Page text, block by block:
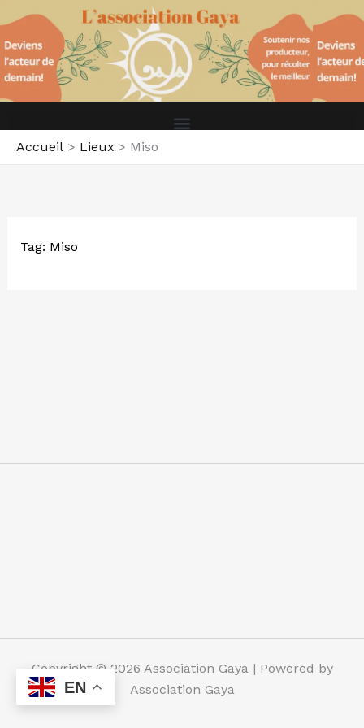
au
contenu
Accueil Lieux Miso
Tag: Miso
Copyright © 2026 Association Gaya | Powered by
Association Gaya
EN